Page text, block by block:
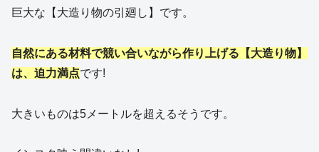
巨大な【大造り物の引廻し】です。
自然にある材料で競い合いながら作り上げる【大造り物】
は、迫力満点です!
大きいものは5メートルを超えるそうです。